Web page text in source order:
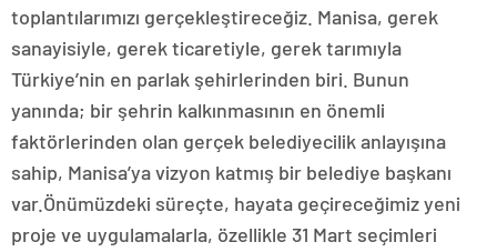
toplantılarımızı gerçekleştireceğiz. Manisa, gerek
sanayisiyle, gerek ticaretiyle, gerek tarımıyla
Türkiye’nin en parlak şehirlerinden biri. Bunun
yanında; bir şehrin kalkınmasının en önemli
faktörlerinden olan gerçek belediyecilik anlayışına
sahip, Manisa’ya vizyon katmış bir belediye başkanı
var.Önümüzdeki süreçte, hayata geçireceğimiz yeni
proje ve uygulamalarla, özellikle 31 Mart seçimleri